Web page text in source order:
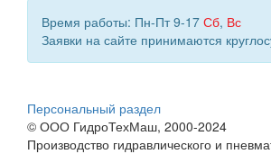
Время работы: Пн-Пт 9-17 Сб, Вс
Заявки на сайте принимаются
Персональный раздел
© ООО ГидроТехМаш, 2000-2024
Производство гидравлического и